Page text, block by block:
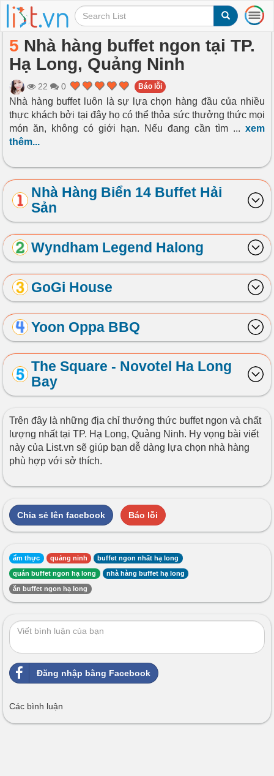
T
o
g
a
i
g
i
o
n
5 Nhà hàng buffet ngon tại TP.
Hạ Long, Quảng Ninh
22 0 Báo lỗi
Nhà hàng buffet luôn là sự lựa chọn hàng đầu của nhiều
thực khách bởi tại đây họ có thể thỏa sức thưởng thức mọi
món ăn, không có giới hạn. Nếu đang cần tìm ... xem
thêm...
Nhà Hàng Biển 14 Buffet Hải
Sản
Wyndham Legend Halong
GoGi House
Yoon Oppa BBQ
The Square - Novotel Ha Long
Bay
Trên đây là những địa chỉ thưởng thức buffet ngon và chất
lượng nhất tại TP. Hạ Long, Quảng Ninh. Hy vọng bài viết
này của List.vn sẽ giúp bạn dễ dàng lựa chọn nhà hàng
phù hợp với sở thích.
Chia sẻ lên facebook Báo lỗi
ẩm thực quảng ninh buffet ngon nhất hạ long
quán buffet ngon hạ long nhà hàng buffet hạ long
ăn buffet ngon hạ long
Đăng nhập bằng Facebook
Các bình luận